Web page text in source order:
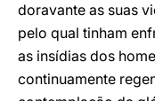
doravante as suas
pelo qual tinham
as insídias dos
continuamente